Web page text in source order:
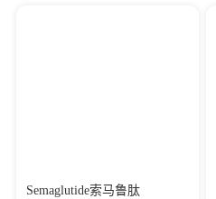
Semaglutide索马鲁肽